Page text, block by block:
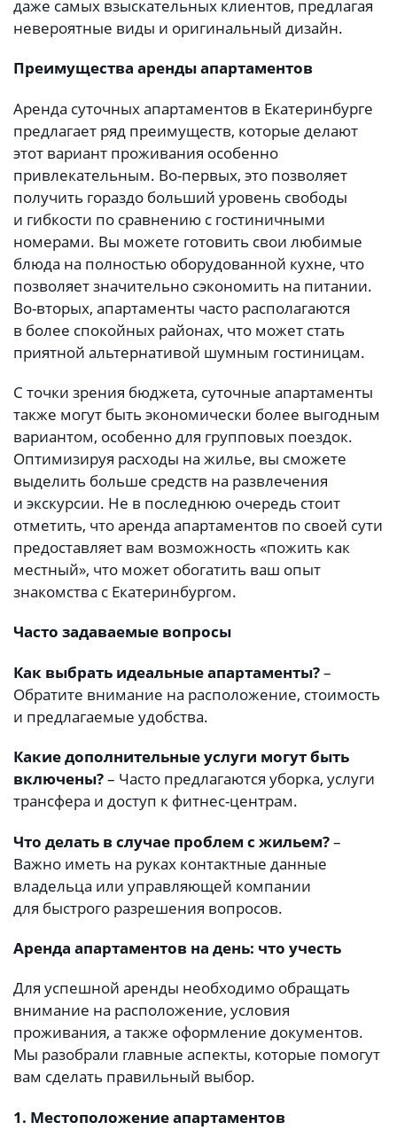
даже самых взыскательных клиентов, предлагая
невероятные виды и оригинальный дизайн.
Преимущества аренды апартаментов
Аренда суточных апартаментов в Екатеринбурге
предлагает ряд преимуществ, которые делают
этот вариант проживания особенно
привлекательным. Во-первых, это позволяет
получить гораздо больший уровень свободы
и гибкости по сравнению с гостиничными
номерами. Вы можете готовить свои любимые
блюда на полностью оборудованной кухне, что
позволяет значительно сэкономить на питании.
Во-вторых, апартаменты часто располагаются
в более спокойных районах, что может стать
приятной альтернативой шумным гостиницам.
С точки зрения бюджета, суточные апартаменты
также могут быть экономически более выгодным
вариантом, особенно для групповых поездок.
Оптимизируя расходы на жилье, вы сможете
выделить больше средств на развлечения
и экскурсии. Не в последнюю очередь стоит
отметить, что аренда апартаментов по своей сути
предоставляет вам возможность «пожить как
местный», что может обогатить ваш опыт
знакомства с Екатеринбургом.
Часто задаваемые вопросы
Как выбрать идеальные апартаменты?–
Обратите внимание на расположение, стоимость
и предлагаемые удобства.
Какие дополнительные услуги могут быть
включены?– Часто предлагаются уборка, услуги
трансфера и доступ к фитнес-центрам.
Что делать в случае проблем с жильем?–
Важно иметь на руках контактные данные
владельца или управляющей компании
для быстрого разрешения вопросов.
Аренда апартаментов на день: что учесть
Для успешной аренды необходимо обращать
внимание на расположение, условия
проживания, а также оформление документов.
Мы разобрали главные аспекты, которые помогут
вам сделать правильный выбор.
1. Местоположение апартаментов